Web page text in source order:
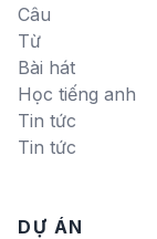
Câu
Từ
Bài hát
Học tiếng anh
Tin tức
Tin tức
DỰ ÁN